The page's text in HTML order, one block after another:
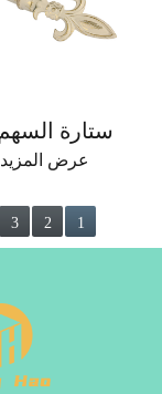
عرض المزيد
1
2
3